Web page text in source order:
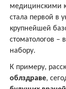
медицинскими
стала первой в
крупнейшей
стоматологов –
набору.
К примеру,
облздраве,